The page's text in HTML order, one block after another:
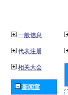
一般信息
代表注册
相关大会
新闻室